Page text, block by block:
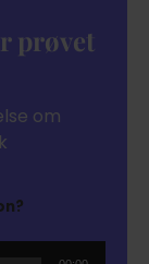
prøvet
om